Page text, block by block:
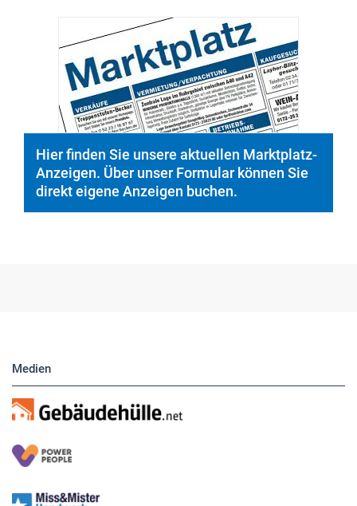
Hier finden Sie unsere aktuellen Marktplatz-
Anzeigen. Über unser Formular können Sie
direkt eigene Anzeigen buchen.
Medien